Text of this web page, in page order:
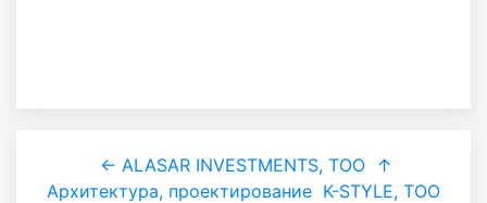
← ALASAR INVESTMENTS, ТОО ↑
Архитектура, проектирование K-STYLE, ТОО